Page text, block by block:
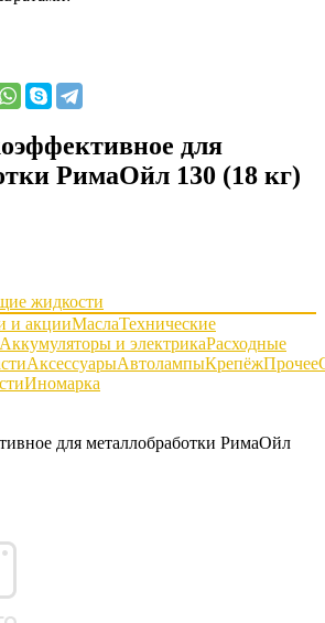
для
РимаОйл 130 (18 кг)
жидкости
и акцииМаслаТехнические
Аккумуляторы и электрикаРасходные
АксессуарыАвтолампыКрепёжПрочее
Иномарка
для металлобработки РимаОйл